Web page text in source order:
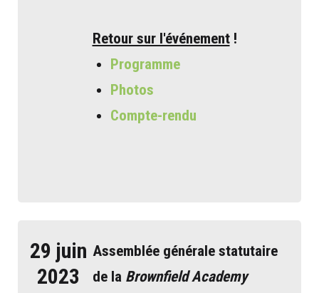
Retour sur l'événement!
Programme
Photos
Compte-rendu
29 juin
2023
Assemblée générale statutaire
de la Brownfield Academy